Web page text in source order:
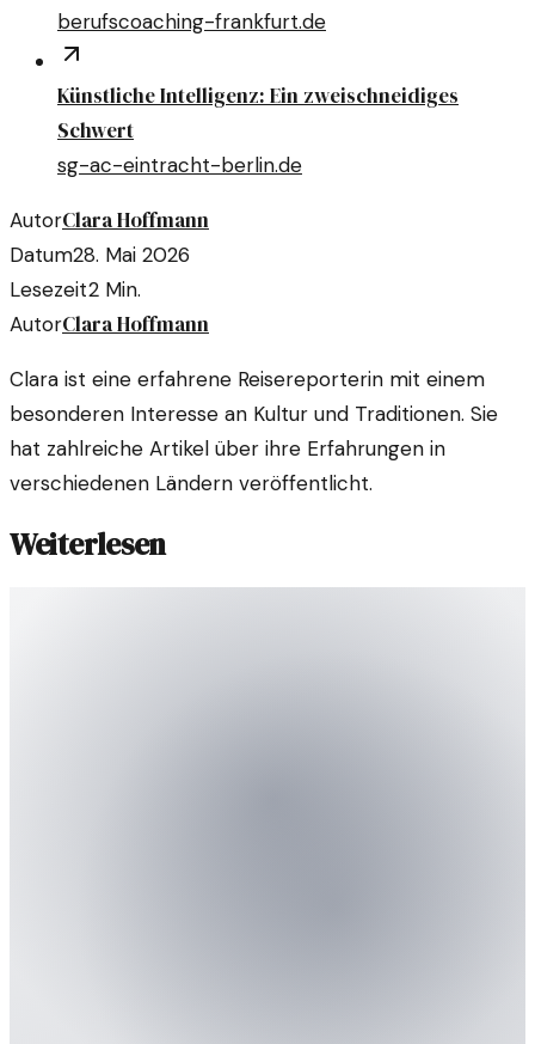
berufscoaching-frankfurt.de
Künstliche Intelligenz: Ein zweischneidiges
Schwert
sg-ac-eintracht-berlin.de
AutorClara Hoffmann
Datum28. Mai 2026
Lesezeit2 Min.
AutorClara Hoffmann
Clara ist eine erfahrene Reisereporterin mit einem
besonderen Interesse an Kultur und Traditionen. Sie
hat zahlreiche Artikel über ihre Erfahrungen in
verschiedenen Ländern veröffentlicht.
Weiterlesen